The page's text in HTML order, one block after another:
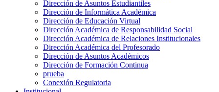
Dirección de Asuntos Estudiantiles
Dirección de Informática Académica
Dirección de Educación Virtual
Dirección Académica de Responsabilidad Social
Dirección Académica de Relaciones Institucionales
Dirección Académica del Profesorado
Dirección de Asuntos Académicos
Dirección de Formación Continua
prueba
Conexión Regulatoria